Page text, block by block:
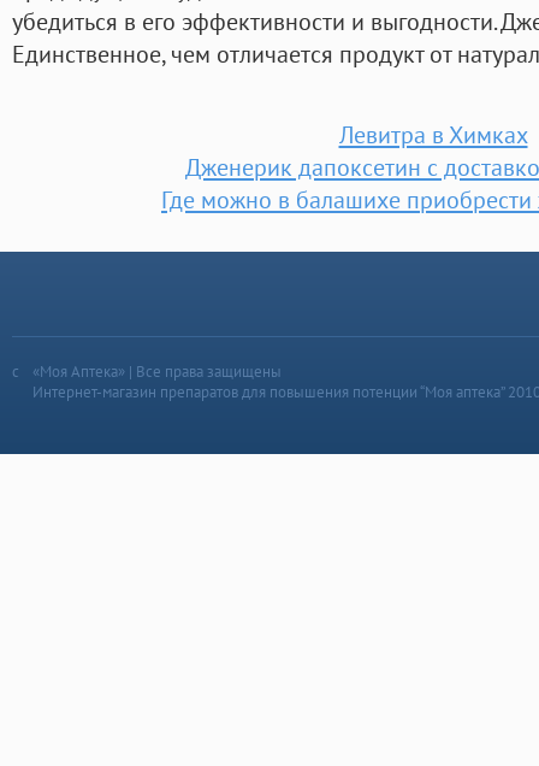
убедиться в его эффективности и выгодности.
Единственное, чем отличается продукт от
Левитра в Химках
Дженерик дапоксетин с
Где можно в балашихе приобрести
«Моя Аптека» | Все права защищены
Интернет-магазин препаратов для повышения потенции “Моя аптека”